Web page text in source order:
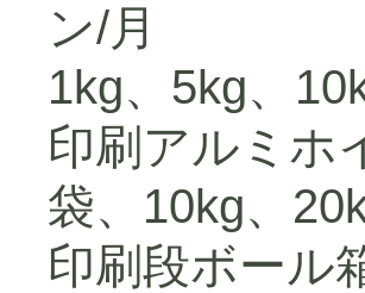
ン/月
1kg、5kg、
印刷アルミホ
袋、10kg、
印刷段ボール